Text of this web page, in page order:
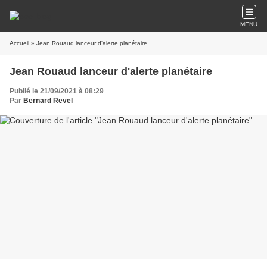
MENU
Accueil » Jean Rouaud lanceur d'alerte planétaire
Jean Rouaud lanceur d'alerte planétaire
Publié le 21/09/2021 à 08:29
Par Bernard Revel